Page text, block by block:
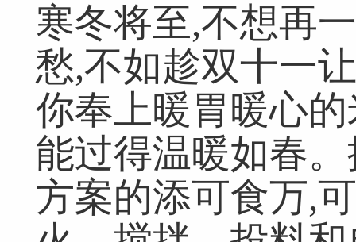
寒冬将至,不想再
愁,不如趁双十一
你奉上暖胃暖心
能过得温暖如春
方案的添可食万,